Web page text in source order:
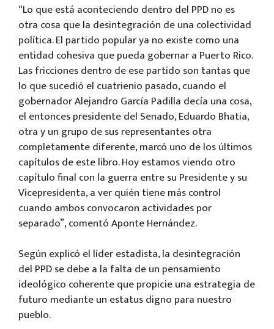
“Lo que está aconteciendo dentro del PPD no es
otra cosa que la desintegración de una colectividad
política. El partido popular ya no existe como una
entidad cohesiva que pueda gobernar a Puerto Rico.
Las fricciones dentro de ese partido son tantas que
lo que sucedió el cuatrienio pasado, cuando el
gobernador Alejandro García Padilla decía una cosa,
el entonces presidente del Senado, Eduardo Bhatia,
otra y un grupo de sus representantes otra
completamente diferente, marcó uno de los últimos
capítulos de este libro. Hoy estamos viendo otro
capítulo final con la guerra entre su Presidente y su
Vicepresidenta, a ver quién tiene más control
cuando ambos convocaron actividades por
separado”, comentó Aponte Hernández.
Según explicó el líder estadista, la desintegración
del PPD se debe a la falta de un pensamiento
ideológico coherente que propicie una estrategia de
futuro mediante un estatus digno para nuestro
pueblo.